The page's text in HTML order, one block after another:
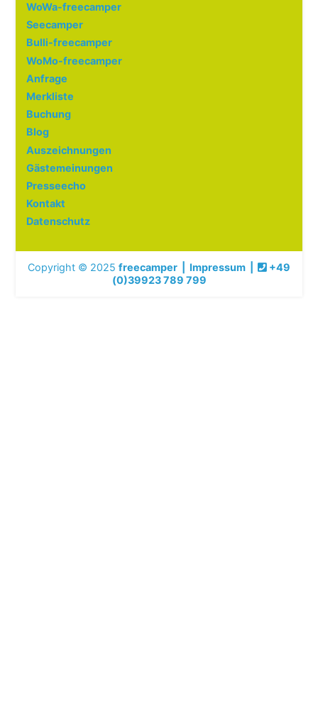
WoWa-freecamper
Seecamper
Bulli-freecamper
WoMo-freecamper
Anfrage
Merkliste
Buchung
Blog
Auszeichnungen
Gästemeinungen
Presseecho
Kontakt
Datenschutz
Copyright © 2025 freecamper Impressum
+49
(0)39923 789 799